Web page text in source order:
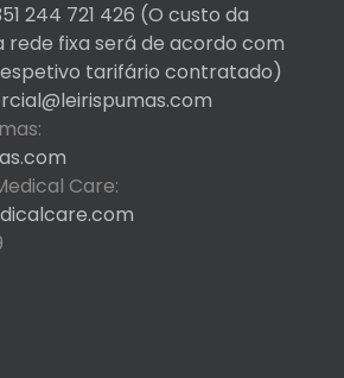
244 721 426 (O custo da
fixa será de acordo com
tarifário contratado)
Care: